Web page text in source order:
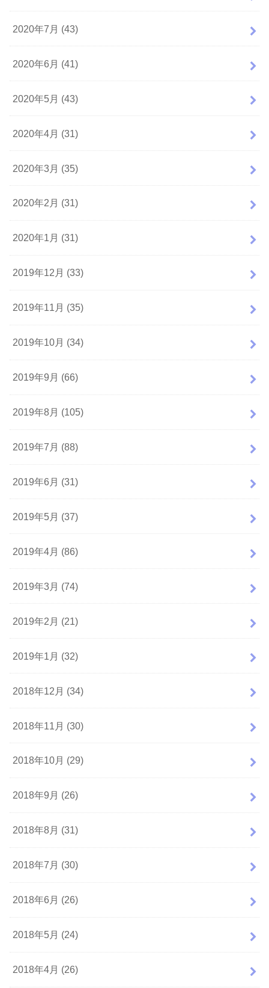
2020年7月 (43)
2020年6月 (41)
2020年5月 (43)
2020年4月 (31)
2020年3月 (35)
2020年2月 (31)
2020年1月 (31)
2019年12月 (33)
2019年11月 (35)
2019年10月 (34)
2019年9月 (66)
2019年8月 (105)
2019年7月 (88)
2019年6月 (31)
2019年5月 (37)
2019年4月 (86)
2019年3月 (74)
2019年2月 (21)
2019年1月 (32)
2018年12月 (34)
2018年11月 (30)
2018年10月 (29)
2018年9月 (26)
2018年8月 (31)
2018年7月 (30)
2018年6月 (26)
2018年5月 (24)
2018年4月 (26)